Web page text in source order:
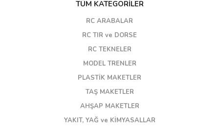
TÜM KATEGORİLER
RC ARABALAR
RC TIR ve DORSE
RC TEKNELER
MODEL TRENLER
PLASTİK MAKETLER
TAŞ MAKETLER
AHŞAP MAKETLER
YAKIT, YAĞ ve KİMYASALLAR